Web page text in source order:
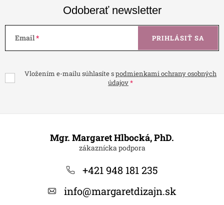
Odoberať newsletter
Email
Vložením e-mailu súhlasíte spodmienkami ochrany osobných
údajov
PRIHLÁSIŤ SA
Mgr. Margaret Hlbocká, PhD.
+421 948 181 235
info@margaretdizajn.sk